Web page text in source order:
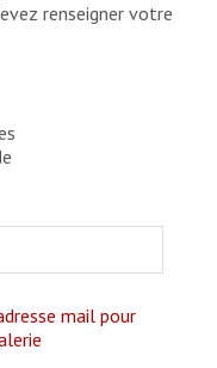
renseigner votre
mail pour